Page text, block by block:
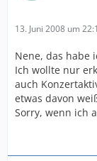
13. Juni 2008 um
Nene, das habe
Ich wollte nur
auch
etwas davon
Sorry, wenn ich